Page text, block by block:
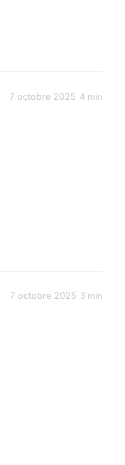
7 octobre 2025 4 min
7 octobre 2025 3 min